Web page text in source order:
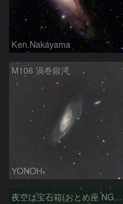
Ken.Nakayama
M106 渦巻銀河
YONOH
夜空は宝石箱(おとめ座 NGC5746) Seestar50